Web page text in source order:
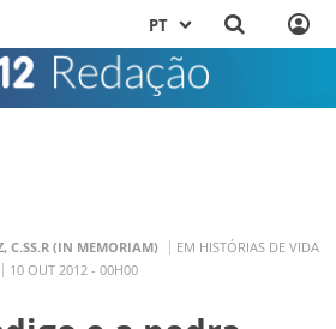
PT
C.SS.R (IN MEMORIAM)
EM HISTÓRIAS DE VIDA
10 OUT 2012 - 00H00